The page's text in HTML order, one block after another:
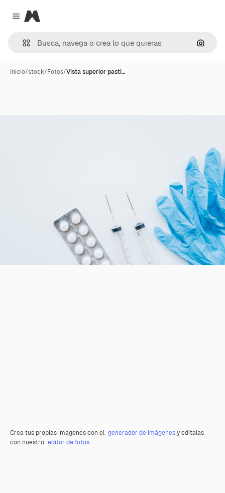
Close menu
Magnific
Inicio/stock/Fotos/Vista superior pasti…
Crea tus propias imágenes con el generador de imágenesy edítalas
con nuestro editor de fotos.